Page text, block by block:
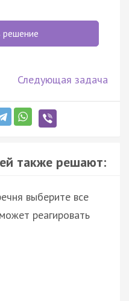
решение
Следующая задача
также решают:
выберите все
реагировать